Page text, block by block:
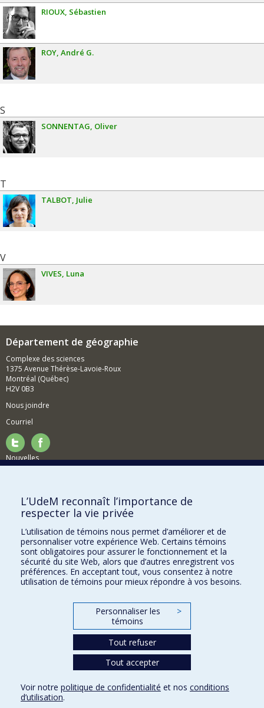
RIOUX Sébastien
ROY André G.
S
SONNENTAG Oliver
T
TALBOT Julie
V
VIVES Luna
Département de géographie
Complexe des sciences
1375 Avenue Thérèse-Lavoie-Roux
Montréal (Québec)
H2V 0B3
Nous joindre
Courriel
Nouvelles
Comment soutenir le Département?
BESOIN D'AIDE?
Plan du site
Signaler une erreur
Accessibilité
FACULTÉ DES ARTS ET DES SCIENCES
Nos départements et écoles
Conditions d’utilisation
L’UdeM reconnaît l’importance de
respecter la vie privée
L’utilisation de témoins nous permet d’améliorer et de
personnaliser votre expérience Web. Certains témoins
sont obligatoires pour assurer le fonctionnement et la
sécurité du site Web, alors que d’autres enregistrent vos
préférences. En acceptant tout, vous consentez à notre
utilisation de témoins pour mieux répondre à vos besoins.
Personnaliser les
témoins
>
Tout refuser
Tout accepter
Voir notre politique de confidentialité et nos conditions
d’utilisation.